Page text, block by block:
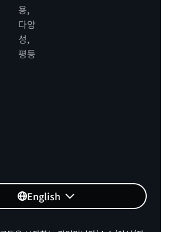
용,
다양
성,
평등
English